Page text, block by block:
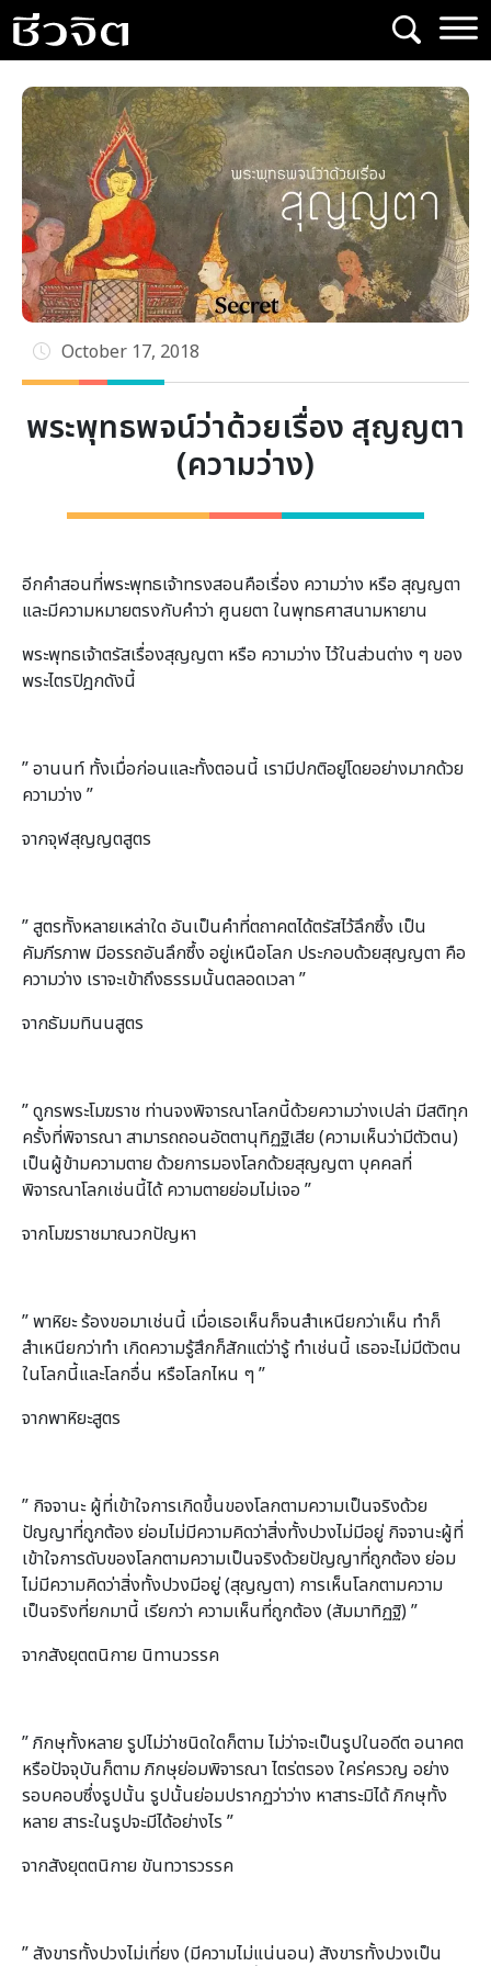
Skip
to
content
October 17, 2018
พระพุทธพจน์ว่าด้วยเรื่อง สุญญตา
(ความว่าง)
อีกคำสอนที่พระพุทธเจ้าทรงสอนคือเรื่อง ความว่าง หรือ สุญญตา
และมีความหมายตรงกับคำว่า ศูนยตา ในพุทธศาสนามหายาน
พระพุทธเจ้าตรัสเรื่องสุญญตา หรือ ความว่าง ไว้ในส่วนต่าง ๆ ของ
พระไตรปิฎกดังนี้
” อานนท์ ทั้งเมื่อก่อนและทั้งตอนนี้ เรามีปกติอยู่โดยอย่างมากด้วย
ความว่าง ”
จากจุฬสุญญตสูตร
” สูตรทัังหลายเหล่าใด อันเป็นคำที่ตถาคตได้ตรัสไว้ลึกซึ้ง เป็น
คัมภีรภาพ มีอรรถอันลึกซึ้ง อยู่เหนือโลก ประกอบด้วยสุญญตา คือ
ความว่าง เราจะเข้าถึงธรรมนั้นตลอดเวลา ”
จากธัมมทินนสูตร
” ดูกรพระโมฆราช ท่านจงพิจารณาโลกนี้ด้วยความว่างเปล่า มีสติทุก
ครั้งที่พิจารณา สามารถถอนอัตตานุทิฏฐิเสีย (ความเห็นว่ามีตัวตน)
เป็นผู้ข้ามความตาย ด้วยการมองโลกด้วยสุญญตา บุคคลที่
พิจารณาโลกเช่นนี้ได้ ความตายย่อมไม่เจอ ”
จากโมฆราชมาณวกปัญหา
” พาหิยะ ร้องขอมาเช่นนี้ เมื่อเธอเห็นก็จนสำเหนียกว่าเห็น ทำก็
สำเหนียกว่าทำ เกิดความรู้สึกก็สักแต่ว่ารู้ ทำเช่นนี้ เธอจะไม่มีตัวตน
ในโลกนี้และโลกอื่น หรือโลกไหน ๆ ”
จากพาหิยะสูตร
” กิจจานะ ผู้ที่เข้าใจการเกิดขึ้นของโลกตามความเป็นจริงด้วย
ปัญญาที่ถูกต้อง ย่อมไม่มีความคิดว่าสิ่งทั้งปวงไม่มีอยู่ กิจจานะผู้ที่
เข้าใจการดับของโลกตามความเป็นจริงด้วยปัญญาที่ถูกต้อง ย่อม
ไม่มีความคิดว่าสิ่งทั้งปวงมีอยู่ (สุญญตา) การเห็นโลกตามความ
เป็นจริงที่ยกมานี้ เรียกว่า ความเห็นที่ถูกต้อง (สัมมาทิฏฐิ) ”
จากสังยุตตนิกาย นิทานวรรค
” ภิกษุทั้งหลาย รูปไม่ว่าชนิดใดก็ตาม ไม่ว่าจะเป็นรูปในอดีต อนาคต
หรือปัจจุบันก็ตาม ภิกษุย่อมพิจารณา ไตร่ตรอง ใคร่ครวญ อย่าง
รอบคอบซึ่งรูปนั้น รูปนั้นย่อมปรากฏว่าว่าง หาสาระมิได้ ภิกษุทั้ง
หลาย สาระในรูปจะมีได้อย่างไร ”
จากสังยุตตนิกาย ขันทวารวรรค
” สังขารทั้งปวงไม่เที่ยง (มีความไม่แน่นอน) สังขารทั้งปวงเป็น